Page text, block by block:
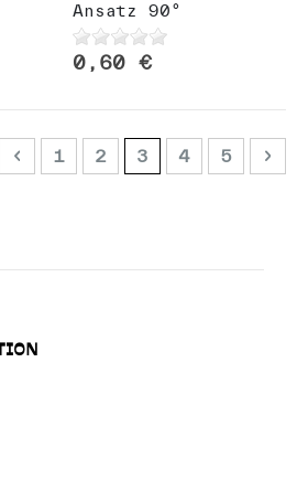
Ansatz 90°
0,60 €
Seite
Seite
ZurückSeite
1 Seite
2 Sie lesen
3 Seite
4 Seite
5